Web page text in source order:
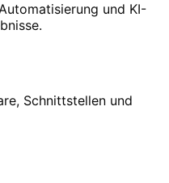
und KI-
Schnittstellen und